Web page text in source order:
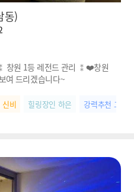
동)
창원 1등 레전드 관리 ⁑❤️창원
여 드리겠습니다~
신비 힐링장인 하은 강력추천 고은